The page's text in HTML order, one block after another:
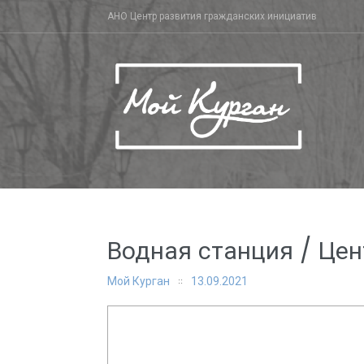
content
АНО Центр развития гражданских инициатив
Водная станция /
Мой Курган 13.09.2021